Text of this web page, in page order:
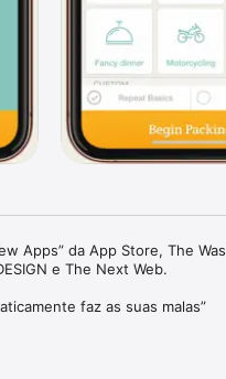
Apps” da App Store, The
e The Next Web.
faz as suas malas”